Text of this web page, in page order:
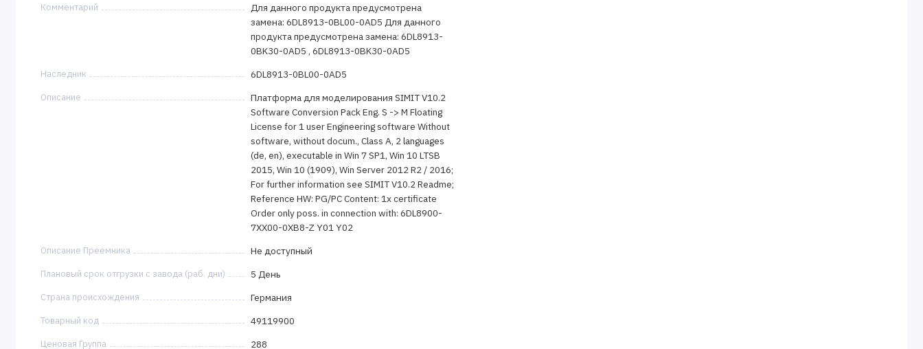
Комментарий
Для данного продукта предусмотрена
замена: 6DL8913-0BL00-0AD5 Для данного
продукта предусмотрена замена: 6DL8913-
0BK30-0AD5 , 6DL8913-0BK30-0AD5
Наследник 6DL8913-0BL00-0AD5
Описание
Платформа для моделирования SIMIT V10.2
Software Conversion Pack Eng. S -> M Floating
License for 1 user Engineering software Without
software, without docum., Class A, 2 languages
(de, en), executable in Win 7 SP1, Win 10 LTSB
2015, Win 10 (1909), Win Server 2012 R2 / 2016;
For further information see SIMIT V10.2 Readme;
Reference HW: PG/PC Content: 1x certificate
Order only poss. in connection with: 6DL8900-
7XX00-0XB8-Z Y01 Y02
Описание Преемника Не доступный
Плановый срок отгрузки с завода (раб. дни) 5 День
Страна происхождения Германия
Товарный код 49119900
Ценовая Группа 288